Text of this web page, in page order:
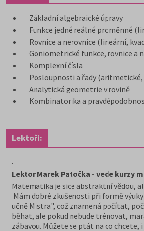
Základní algebraické úpravy
Funkce jedné reálné proměnné
Rovnice a nerovnice (lineární,
Goniometrické funkce, rovnice a
Komplexní čísla
Posloupnosti a řady
Analytická geometrie v rovině
Kombinatorika a
Lektoři:
.
Lektor Marek Patočka - vede kurzy
Matematika je sice abstraktní vědou,
Mám dobré zkušenosti při formě
učně Mistra", což znamená počítat,
běhat, ale pokud nebude trénovat,
zábavou. Můžete se ptát na co